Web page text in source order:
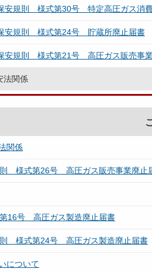
安規則 様式第30号 特定高圧ガス消
安規則 様式第24号 貯蔵所廃止届書
安規則 様式第21号 高圧ガス販売事
関係
関係
様式第26号 高圧ガス販売事業廃止
16号 高圧ガス製造廃止届書
様式第24号 高圧ガス製造廃止届書
について